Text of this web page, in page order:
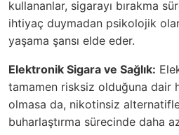
kullananlar, sigarayı bırakma
ihtiyaç duymadan psikolojik
yaşama şansı elde eder.
Elektronik Sigara ve Sağlık:
tamamen risksiz olduğuna dair
olmasa da, nikotinsiz
buharlaştırma sürecinde daha